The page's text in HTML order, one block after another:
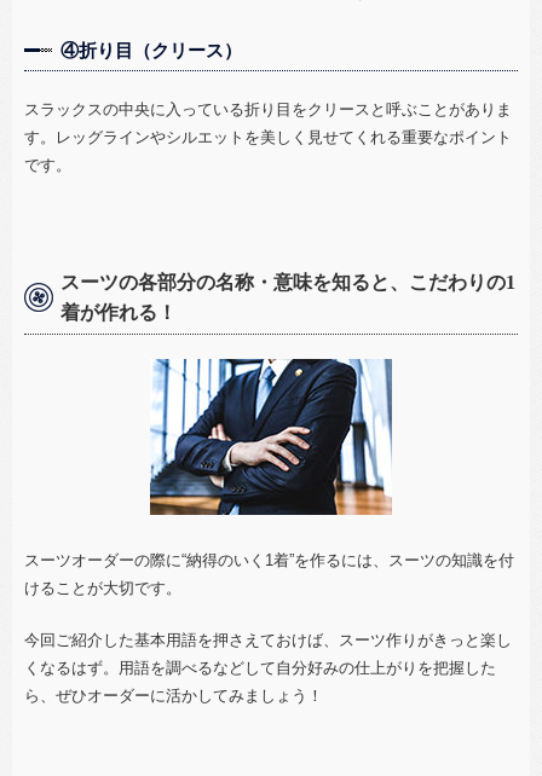
④折り目（クリース）
スラックスの中央に入っている折り目をクリースと呼ぶことがありま
す。レッグラインやシルエットを美しく見せてくれる重要なポイント
です。
スーツの各部分の名称・意味を知ると、こだわりの1
着が作れる！
スーツオーダーの際に“納得のいく 1 着”を作るには、スーツの知識を付
けることが大切です。
今回ご紹介した基本用語を押さえておけば、スーツ作りがきっと楽し
くなるはず。用語を調べるなどして自分好みの仕上がりを把握した
ら、ぜひオーダーに活かしてみましょう！